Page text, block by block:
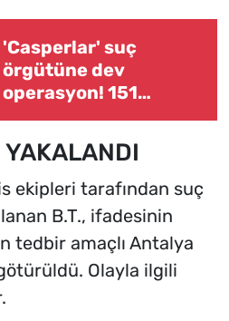
'Casperlar' suç
örgütüne dev
operasyon! 151
şüpheli hakkında dava
açıldı
ekipleri tarafından suç
B.T., ifadesinin
tedbir amaçlı Antalya
Olayla ilgili